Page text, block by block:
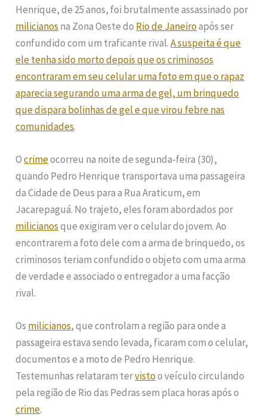
Henrique, de 25 anos, foi brutalmente assassinado por
milicianos na Zona Oeste do Rio de Janeiroapós ser
confundido com um traficante rival.A suspeita é que
ele tenha sido morto depois que os criminosos
encontraram em seu celular uma foto em que o rapaz
aparecia segurando uma arma de gel, um brinquedo
que dispara bolinhas de gel e que virou febre nas
comunidades.
Ocrimeocorreu na noite de segunda-feira (30),
quando Pedro Henrique transportava uma passageira
da Cidade de Deus para a Rua Araticum, em
Jacarepaguá. No trajeto, eles foram abordados por
milicianosque exigiram ver o celular do jovem. Ao
encontrarem a foto dele com a arma de brinquedo, os
criminosos teriam confundido o objeto com uma arma
de verdade e associado o entregador a uma facção
rival.
Os milicianos, que controlam a região para onde a
passageira estava sendo levada, ficaram com o celular,
documentos e a moto de Pedro Henrique.
Testemunhas relataram tervistoo veículo circulando
pela região de Rio das Pedras sem placa horas após o
crime.